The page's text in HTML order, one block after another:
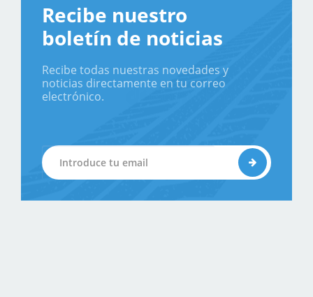
Recibe nuestro
boletín de noticias
Recibe todas nuestras novedades y
noticias directamente en tu correo
electrónico.